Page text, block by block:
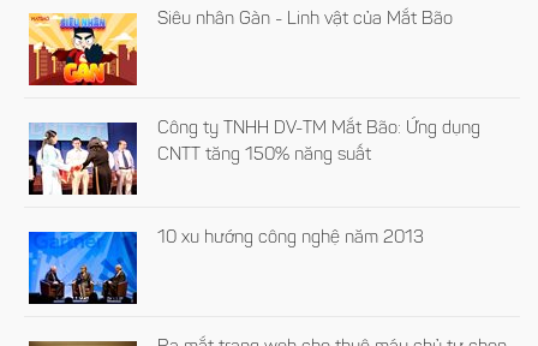
Siêu nhân Gàn - Linh vật của Mắt Bão
Công ty TNHH DV-TM Mắt Bão: Ứng dụng
CNTT tăng 150% năng suất
10 xu hướng công nghệ năm 2013